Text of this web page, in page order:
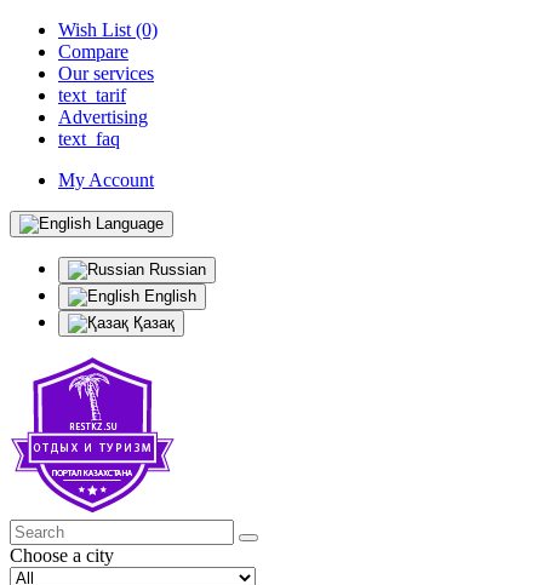
Wish List (0)
Compare
Our services
text_tarif
Advertising
text_faq
My Account
Language
Russian
English
Қазақ
Choose a city